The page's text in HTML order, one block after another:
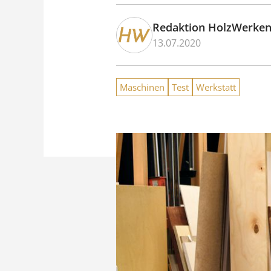
Redaktion HolzWerken
13.07.2020
Maschinen Test Werkstatt